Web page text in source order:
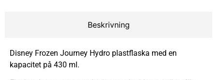
Beskrivning
Disney Frozen Journey Hydro plastflaska med en
kapacitet på 430 ml.